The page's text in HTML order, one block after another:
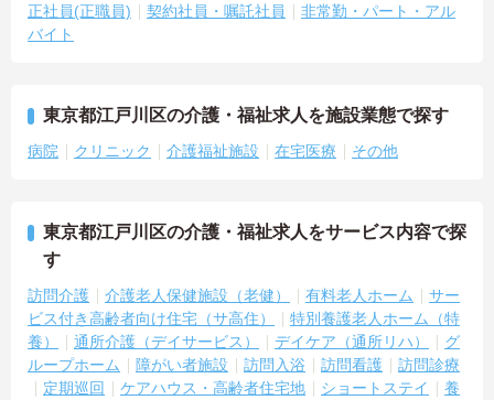
正社員(正職員) 契約社員・嘱託社員
非常勤・パート・アル
バイト
東京都江戸川区の介護・福祉求人を施設業態で探す
病院 クリニック 介護福祉施設 在宅医療 その他
東京都江戸川区の介護・福祉求人をサービス内容で探
す
訪問介護 介護老人保健施設（老健） 有料老人ホーム
サー
ビス付き高齢者向け住宅（サ高住）
特別養護老人ホーム（特
養）
通所介護（デイサービス） デイケア（通所リハ）
グ
ループホーム
障がい者施設 訪問入浴 訪問看護
訪問診療
定期巡回
ケアハウス・高齢者住宅地 ショートステイ
養